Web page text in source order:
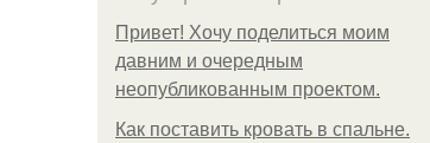
Привет! Хочу поделиться моим
давним и очередным
неопубликованным проектом.
Как поставить кровать в спальне.